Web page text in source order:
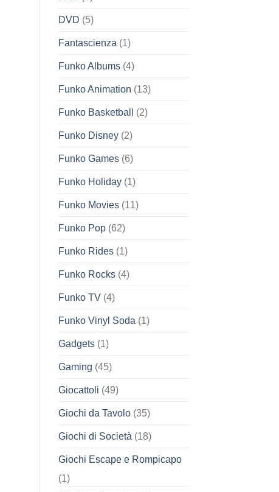
DVD (5)
Fantascienza (1)
Funko Albums(4)
Funko Animation (13)
Funko Basketball (2)
Funko Disney(2)
Funko Games(6)
Funko Holiday(1)
Funko Movies(11)
Funko Pop(62)
Funko Rides(1)
Funko Rocks(4)
Funko TV(4)
Funko Vinyl Soda (1)
Gadgets(1)
Gaming (45)
Giocattoli (49)
Giochi da Tavolo(35)
Giochi di Società (18)
Giochi Escape e Rompicapo
(1)